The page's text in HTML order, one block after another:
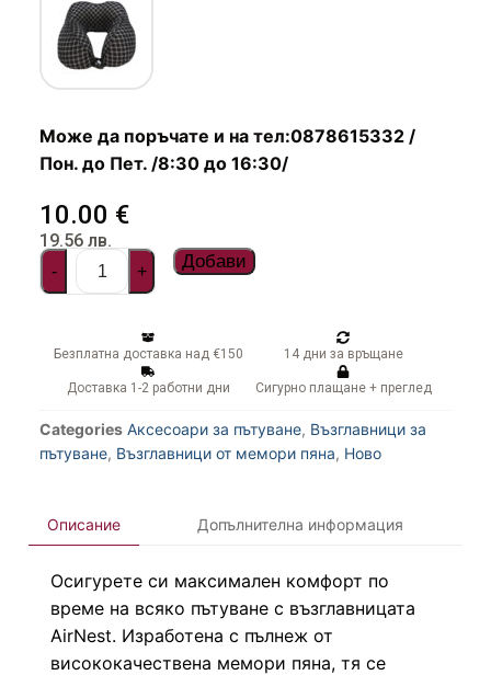
Чадъри
Може да поръчате и на тел:0878615332 /
Пон. до Пет. /8:30 до 16:30/
10.00 €
19.56 лв.
- + Добави
Безплатна доставка над €150 14 дни за връщане
Доставка 1-2 работни дни Сигурно плащане + преглед
Categories Аксесоари за пътуване, Възглавници за
пътуване, Възглавници от мемори пяна, Ново
Описание Допълнителна информация
Осигурете си максимален комфорт по
време на всяко пътуване с възглавницата
AirNest. Изработена с пълнеж от
висококачествена мемори пяна, тя се